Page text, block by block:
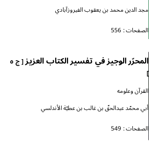
مجد الدين محمد بن يعقوب الفيروزآبادي
الصفحات : 556
المحرّر الوجيز في تفسير الكتاب العزيز
[ ج ٥
]
القرآن وعلومه
أبي محمّد عبدالحقّ بن غالب بن عطيّة الأندلسي
الصفحات : 549